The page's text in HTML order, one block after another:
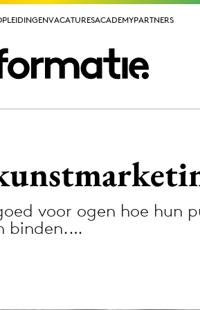
VACATURESACADEMYPARTNERS
VACATURESACADEMYPARTNERS
voor ogen hoe hun
binden.…